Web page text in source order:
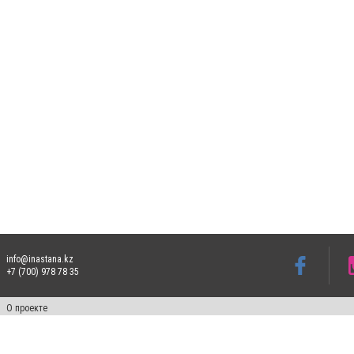
info@inastana.kz
+7 (700) 978 78 35
О проекте